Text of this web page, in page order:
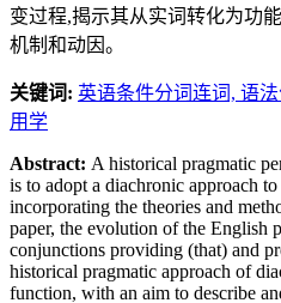
变过程,揭示其从实词转化为功
机制和动因。
关键词: 英语条件分词连词, 语
用学
Abstract: A historical pragmatic
is to adopt a diachronic approach
incorporating the theories and
paper, the evolution of the English
conjunctions providing (that) and
historical pragmatic approach of
function, with an aim to describe